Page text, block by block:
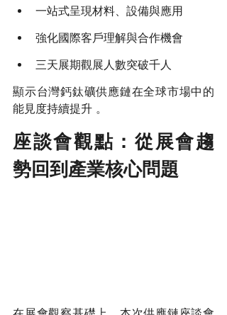
一站式呈現材料、設備與應用
強化國際客戶理解與合作機會
三天展期觀展人數突破千人
顯示台灣鈣鈦礦供應鏈在全球市場中的
能見度持續提升 。
座談會觀點：從展會趨
勢回到產業核心問題